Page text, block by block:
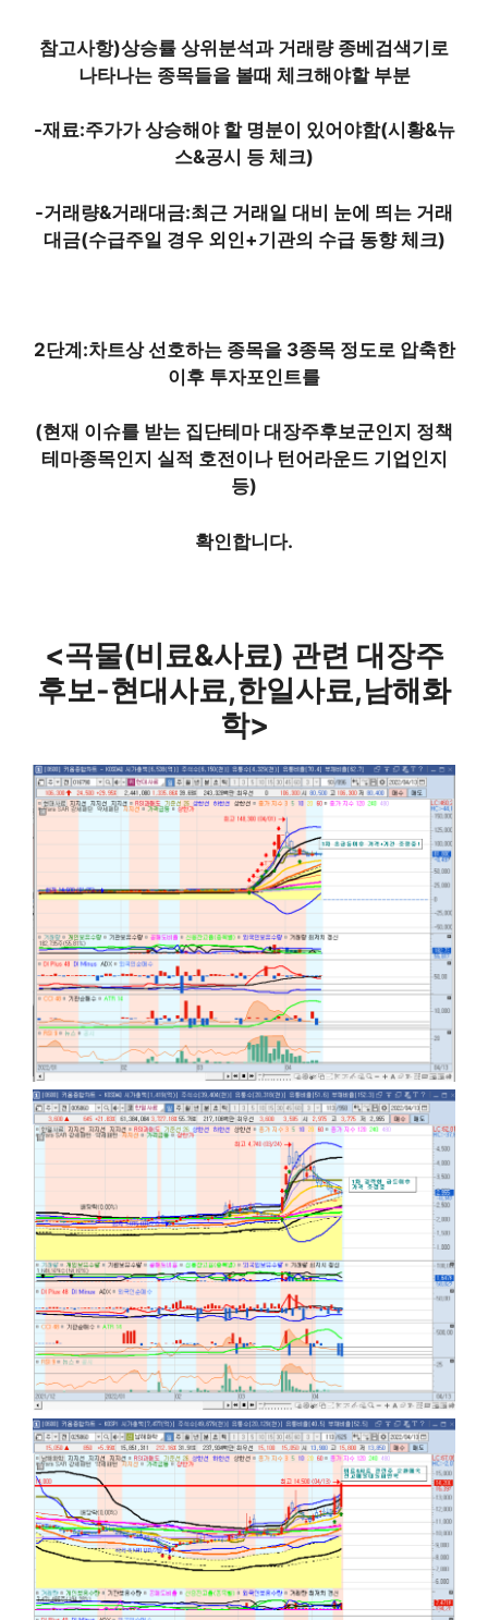
참고사항)상승률 상위분석과 거래량 종베검색기로
나타나는 종목들을 볼때 체크해야할 부분
-재료:주가가 상승해야 할 명분이 있어야함(시황&뉴
스&공시 등 체크)
-거래량&거래대금:최근 거래일 대비 눈에 띄는 거래
대금(수급주일 경우 외인+기관의 수급 동향 체크)
2단계:차트상 선호하는 종목을 3종목 정도로 압축한
이후 투자포인트를
(현재 이슈를 받는 집단테마 대장주후보군인지 정책
테마종목인지 실적 호전이나 턴어라운드 기업인지
등)
확인합니다.
<곡물(비료&사료) 관련 대장주
후보-현대사료,한일사료,남해화
학>